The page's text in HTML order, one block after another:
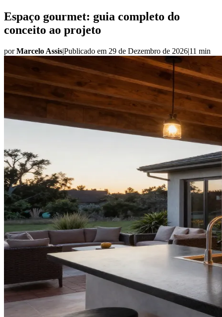
Espaço gourmet: guia completo do
conceito ao projeto
porMarcelo Assis|Publicado em 29 de Dezembro de 2026|11 min